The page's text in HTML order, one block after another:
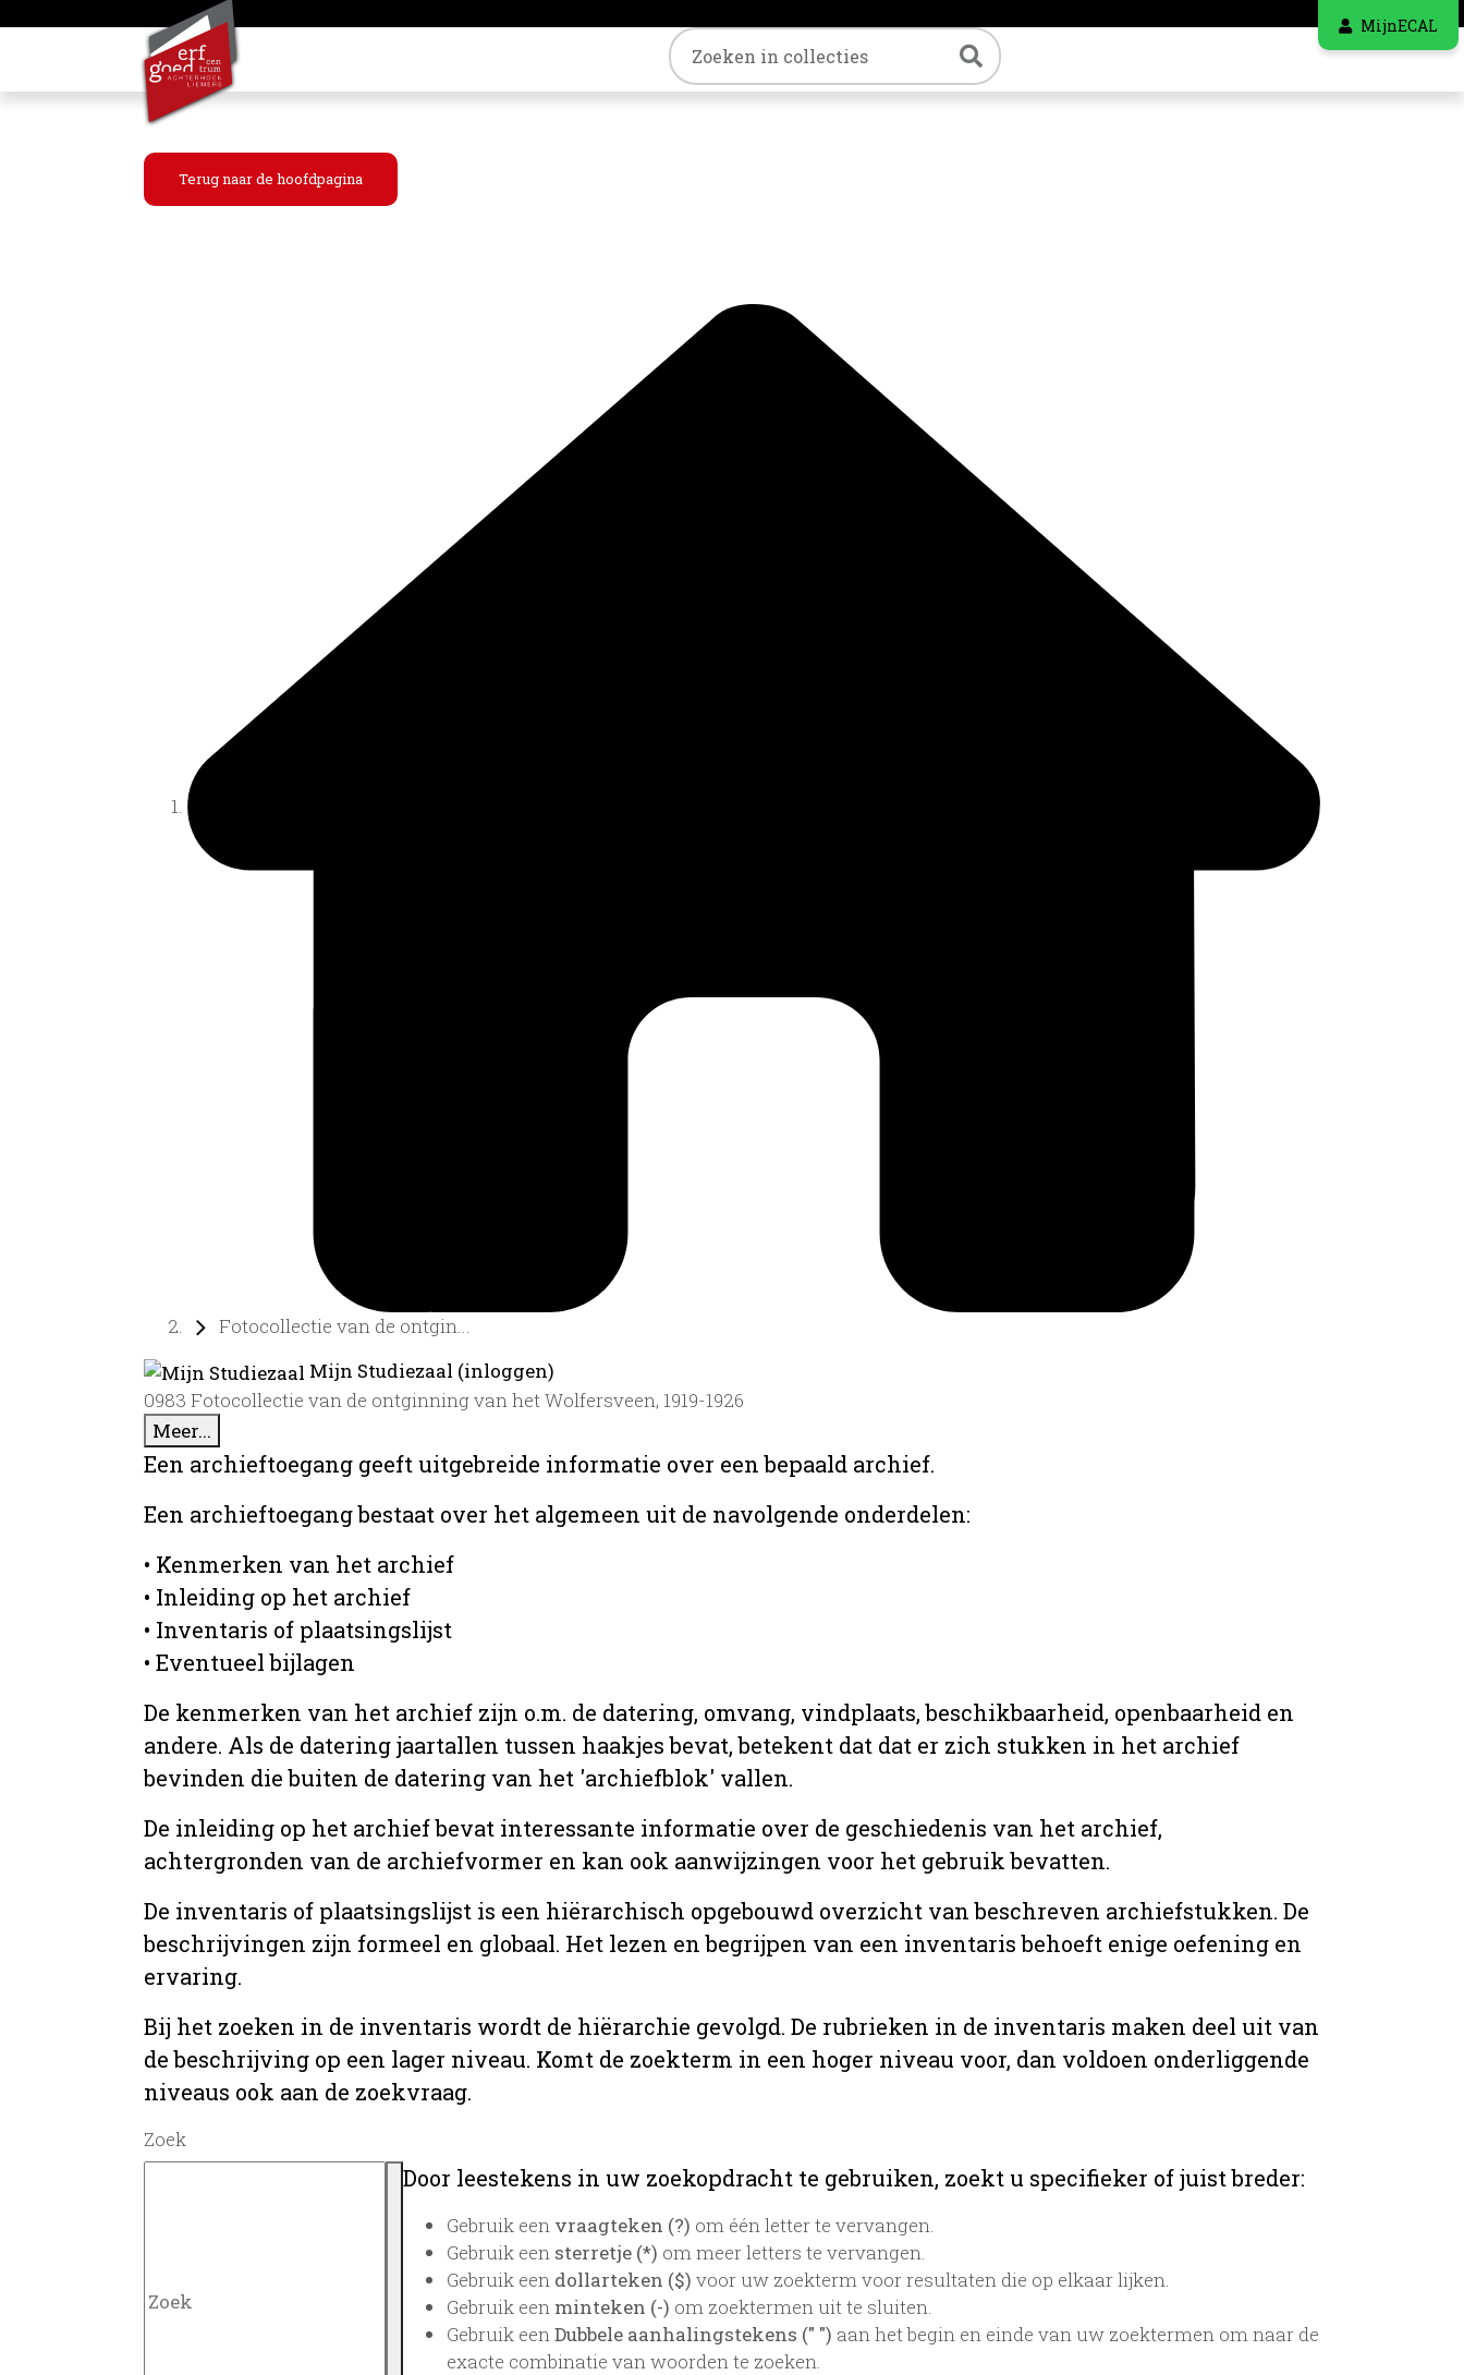
MijnECAL
Trefwoord Zoeken
Terug naar de hoofdpagina
Fotocollectie van de ontgin...
Mijn Studiezaal (inloggen)
0983 Fotocollectie van de ontginning van het Wolfersveen, 1919-1926
Meer...
Een archieftoegang geeft uitgebreide informatie over een bepaald archief.
Een archieftoegang bestaat over het algemeen uit de navolgende onderdelen:
• Kenmerken van het archief
• Inleiding op het archief
• Inventaris of plaatsingslijst
• Eventueel bijlagen
De kenmerken van het archief zijn o.m. de datering, omvang, vindplaats, beschikbaarheid, openbaarheid en
andere. Als de datering jaartallen tussen haakjes bevat, betekent dat dat er zich stukken in het archief
bevinden die buiten de datering van het 'archiefblok' vallen.
De inleiding op het archief bevat interessante informatie over de geschiedenis van het archief,
achtergronden van de archiefvormer en kan ook aanwijzingen voor het gebruik bevatten.
De inventaris of plaatsingslijst is een hiërarchisch opgebouwd overzicht van beschreven archiefstukken. De
beschrijvingen zijn formeel en globaal. Het lezen en begrijpen van een inventaris behoeft enige oefening en
ervaring.
Bij het zoeken in de inventaris wordt de hiërarchie gevolgd. De rubrieken in de inventaris maken deel uit van
de beschrijving op een lager niveau. Komt de zoekterm in een hoger niveau voor, dan voldoen onderliggende
niveaus ook aan de zoekvraag.
Zoek
Door leestekens in uw zoekopdracht te gebruiken, zoekt u specifieker of juist breder:
Gebruik een vraagteken (?) om één letter te vervangen.
Gebruik een sterretje (*) om meer letters te vervangen.
Gebruik een dollarteken ($) voor uw zoekterm voor resultaten die op elkaar lijken.
Gebruik een minteken (-) om zoektermen uit te sluiten.
Gebruik eenDubbele aanhalingstekens (" ") aan het begin en einde van uw zoektermen om naar de
exacte combinatie van woorden te zoeken.